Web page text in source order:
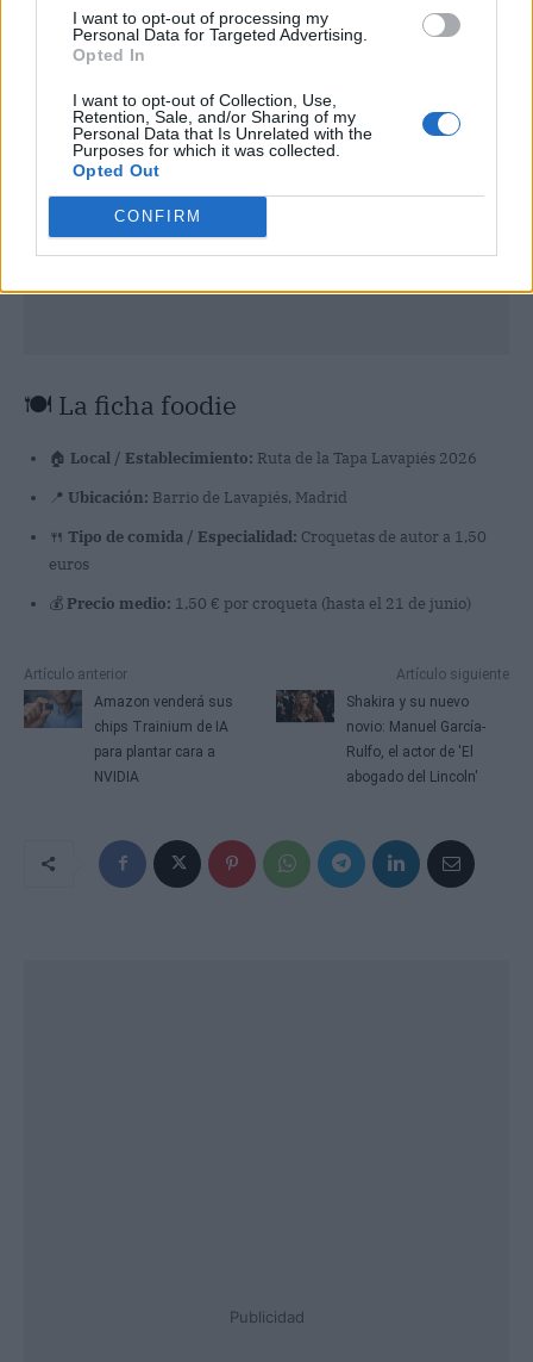
I want to opt-out of processing my
Personal Data for Targeted Advertising.
Opted In
I want to opt-out of Collection, Use,
Retention, Sale, and/or Sharing of my
Personal Data that Is Unrelated with the
Purposes for which it was collected.
Opted Out
CONFIRM
🍽️ La ficha foodie
🏠 Local / Establecimiento: Ruta de la Tapa Lavapiés 2026
📍 Ubicación: Barrio de Lavapiés, Madrid
🍴 Tipo de comida / Especialidad: Croquetas de autor a 1,50
euros
💰 Precio medio: 1,50 € por croqueta (hasta el 21 de junio)
Artículo anterior
Amazon venderá sus
chips Trainium de IA
para plantar cara a
NVIDIA
Artículo siguiente
Shakira y su nuevo
novio: Manuel García-
Rulfo, el actor de 'El
abogado del Lincoln'
Publicidad